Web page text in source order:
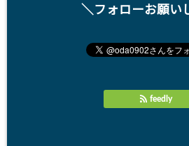
＼フォローお願い
feedly